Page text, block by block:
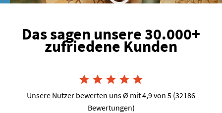
Das sagen unsere 30.000+
zufriedene Kunden
    
Unsere Nutzer bewerten uns Ø mit 4,9 von 5 (32186
Bewertungen)